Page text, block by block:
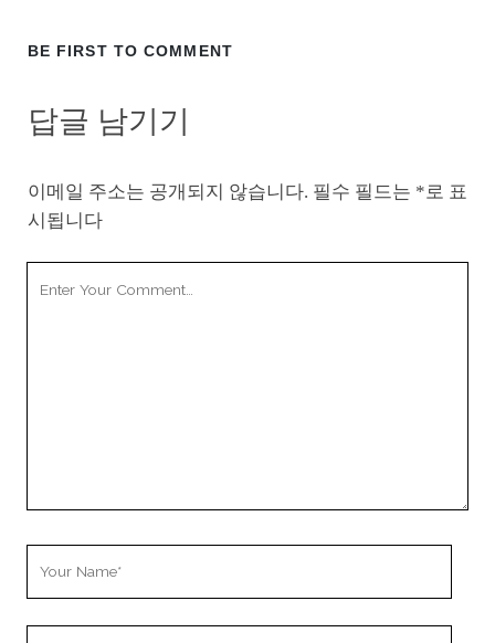
BE FIRST TO COMMENT
답글 남기기
이메일 주소는 공개되지 않습니다. 필수 필드는 *로 표
시됩니다